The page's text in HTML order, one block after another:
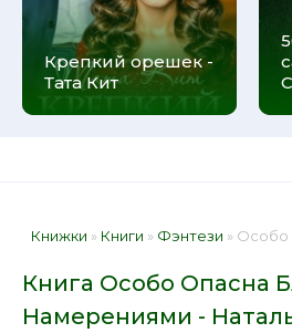
Крепкий орешек -
Тата Кит
Книжки » Книги » Фэнтези » Особо Опасна
Книга Особо Опасна
Намерениями -